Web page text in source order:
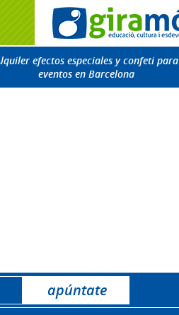
efectos especiales y confeti para
eventos en Barcelona